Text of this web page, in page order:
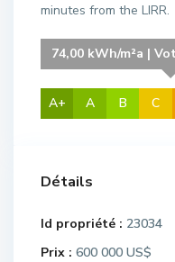
minutes from the LIRR.
A+ A B
74,00 kWh/m²a |
C
Détails
Id propriété : 23034
Prix : 600 000 US$